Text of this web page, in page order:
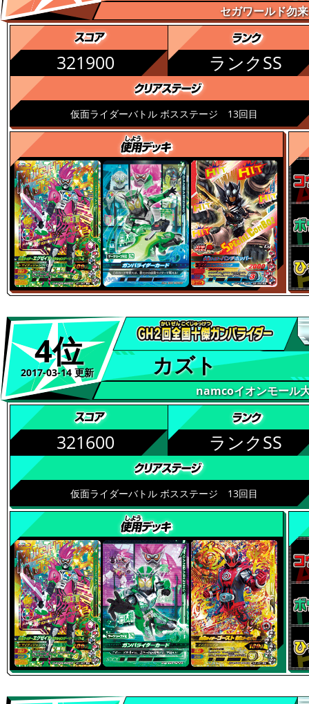
セガワールド勿来
321900 ランクSS
仮面ライダーバトル ボスステージ 13回目
4位
2017-03-14 更新 カズト
namcoイオンモール
321600 ランクSS
仮面ライダーバトル ボスステージ 13回目